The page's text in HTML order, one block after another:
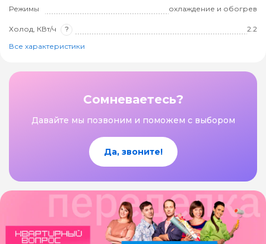
Режимы охлаждение и обогрев
Холод, КВт/ч ?
2.2
Все характеристики
Сомневаетесь?
Давайте мы позвоним и поможем с выбором
Да, звоните!